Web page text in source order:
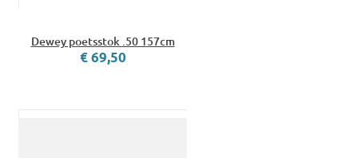
Dewey poetsstok .50 157cm
€ 69,50